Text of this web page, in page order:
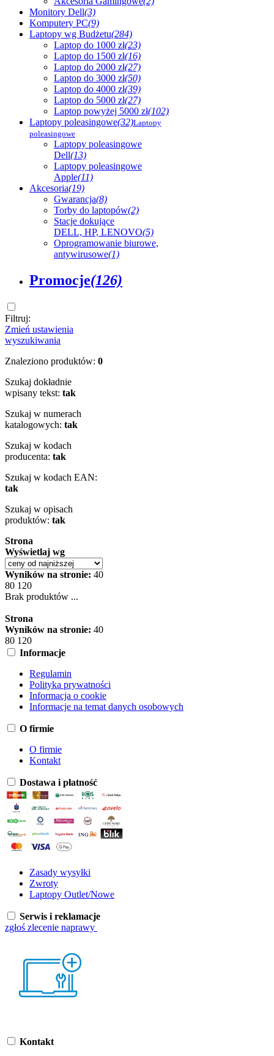
Monitory Dell(3)
Komputery PC(9)
Laptopy wg Budżetu(284)
Laptop do 1000 zł(23)
Laptop do 1500 zł(16)
Laptop do 2000 zł(27)
Laptop do 3000 zł(50)
Laptop do 4000 zł(39)
Laptop do 5000 zł(27)
Laptop powyżej 5000 zł(102)
Laptopy poleasingowe(32)Laptopy
poleasingowe
Laptopy poleasingowe
Dell(13)
Laptopy poleasingowe
Apple(11)
Akcesoria(19)
Gwarancja(8)
Torby do laptopów(2)
Stacje dokujące
DELL, HP, LENOVO(5)
Oprogramowanie biurowe,
antywirusowe(1)
Promocje(126)
Filtruj:
Zmień ustawienia
wyszukiwania
Znaleziono produktów: 0
Szukaj dokładnie
wpisany tekst: tak
Szukaj w numerach
katalogowych: tak
Szukaj w kodach
producenta: tak
Szukaj w kodach EAN:
tak
Szukaj w opisach
produktów: tak
Strona
Wyświetlaj wg
Wyników na stronie: 40
80 120
Brak produktów ...
Strona
Wyników na stronie: 40
80 120
Informacje
Regulamin
Polityka prywatności
Informacja o cookie
Informacje na temat danych osobowych
O firmie
O firmie
Kontakt
Dostawa i płatność
Zasady wysyłki
Zwroty
Laptopy Outlet/Nowe
Serwis i reklamacje
zgłoś zlecenie naprawy
Kontakt